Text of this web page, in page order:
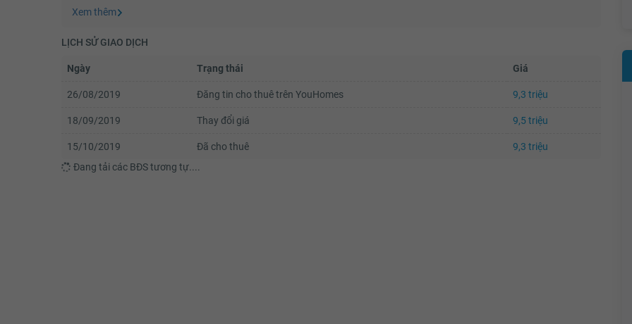
Xem thêm
LỊCH SỬ GIAO DỊCH
Ngày Trạng thái Giá
26/08/2019 Đăng tin cho thuê trên YouHomes 9,3 triệu
18/09/2019 Thay đổi giá 9,5 triệu
15/10/2019 Đã cho thuê
9,3 triệu
Đang tải các BĐS tương tự....